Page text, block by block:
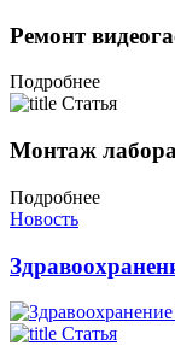
Ремонт
Подробнее
Статья
Монтаж
Подробнее
Новость
Статья